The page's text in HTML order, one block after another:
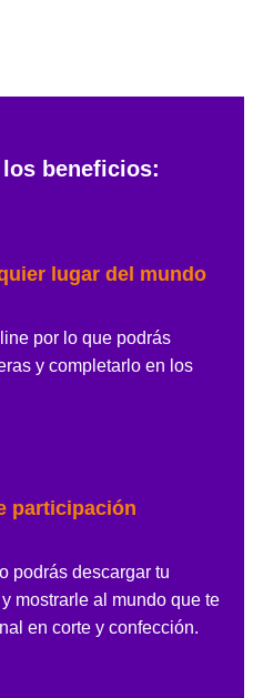
beneficios:
lugar del mundo
por lo que podrás
y completarlo en los
participación
podrás descargar tu
mostrarle al mundo que te
en corte y confección.